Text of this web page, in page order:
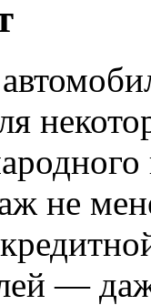
не
—